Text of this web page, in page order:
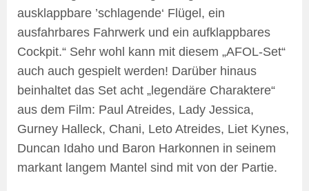
ausklappbare ’schlagende‘ Flügel, ein
ausfahrbares Fahrwerk und ein aufklappbares
Cockpit.“ Sehr wohl kann mit diesem „AFOL-Set“
auch auch gespielt werden! Darüber hinaus
beinhaltet das Set acht „legendäre Charaktere“
aus dem Film: Paul Atreides, Lady Jessica,
Gurney Halleck, Chani, Leto Atreides, Liet Kynes,
Duncan Idaho und Baron Harkonnen in seinem
markant langem Mantel sind mit von der Partie.